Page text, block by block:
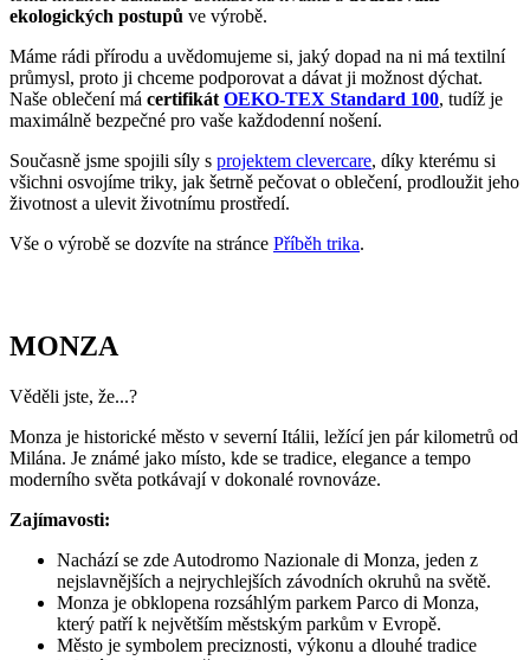
ekologických postupů ve výrobě.
Máme rádi přírodu a uvědomujeme si, jaký dopad na ni má textilní
průmysl, proto ji chceme podporovat a dávat ji možnost dýchat.
Naše oblečení má certifikát OEKO-TEX Standard 100, tudíž je
maximálně bezpečné pro vaše každodenní nošení.
Současně jsme spojili síly s projektem clevercare, díky kterému si
všichni osvojíme triky, jak šetrně pečovat o oblečení, prodloužit jeho
životnost a ulevit životnímu prostředí.
Vše o výrobě se dozvíte na stránce Příběh trika.
MONZA
Věděli jste, že...?
Monza je historické město v severní Itálii, ležící jen pár kilometrů od
Milána. Je známé jako místo, kde se tradice, elegance a tempo
moderního světa potkávají v dokonalé rovnováze.
Zajímavosti:
Nachází se zde Autodromo Nazionale di Monza, jeden z
nejslavnějších a nejrychlejších závodních okruhů na světě.
Monza je obklopena rozsáhlým parkem Parco di Monza,
který patří k největším městským parkům v Evropě.
Město je symbolem preciznosti, výkonu a dlouhé tradice